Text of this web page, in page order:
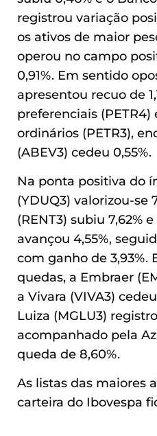
registrou variação
os ativos de maior
operou no campo
0,91%. Em sentido
apresentou recuo de
preferenciais (PETR4)
ordinários (PETR3),
(ABEV3) cedeu 0,55%.
Na ponta positiva do
(YDUQ3) valorizou-se
(RENT3) subiu 7,62%
avançou 4,55%,
com ganho de 3,93%.
quedas, a Embraer
a Vivara (VIVA3)
Luiza (MGLU3)
acompanhado pela
queda de 8,60%.
As listas das maiores
carteira do Ibovespa